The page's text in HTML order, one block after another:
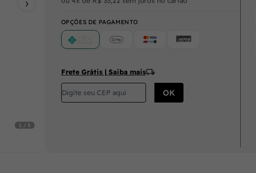
1 / 5
OPÇÕES DE PAGAMENTO
PIX Google Pay (Crédito/Débito)
Cartão Boleto
Frete Grátis | Saiba mais